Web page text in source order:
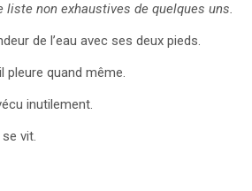
non exhaustives de quelques uns.
de l’eau avec ses deux pieds.
pleure quand même.
inutilement.
vit.